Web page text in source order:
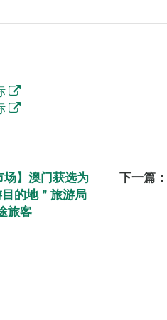
场】澳门获选为
的地＂旅游局
旅客
下一篇：